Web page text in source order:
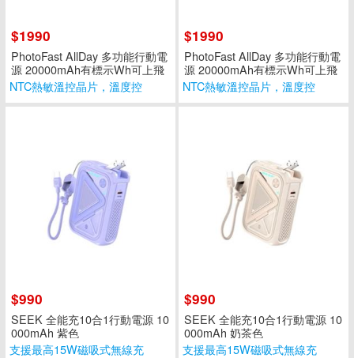
$1990
PhotoFast AllDay 多功能行動電
源 20000mAh有標示Wh可上飛
機-沙色
NTC熱敏溫控晶片，溫度控
制，保護電路
$1990
PhotoFast AllDay 多功能行動電
源 20000mAh有標示Wh可上飛
機-紫色
NTC熱敏溫控晶片，溫度控
制，保護電路
$990
SEEK 全能充10合1行動電源 10
000mAh 紫色
支援最高15W磁吸式無線充
$990
SEEK 全能充10合1行動電源 10
000mAh 奶茶色
支援最高15W磁吸式無線充